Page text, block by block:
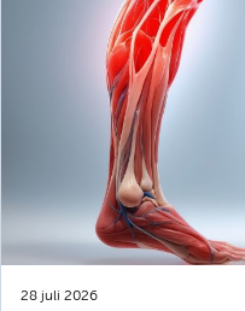
28 juli 2026